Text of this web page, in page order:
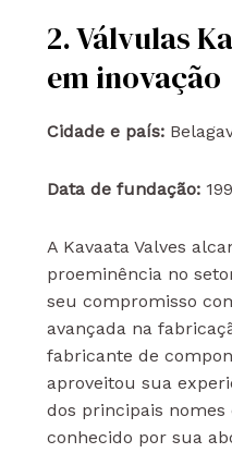
2. Válvulas
em inovação
Cidade e país:
Data de fundação:
A Kavaata Valves
proeminência no
seu compromisso
avançada na
fabricante de
aproveitou sua
dos principais nomes
conhecido por sua